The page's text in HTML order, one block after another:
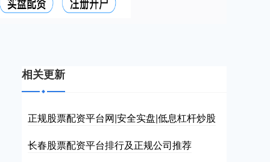
相关更新
正规股票配资平台网|安全实盘|低息杠杆炒股
长春股票配资平台排行及正规公司推荐